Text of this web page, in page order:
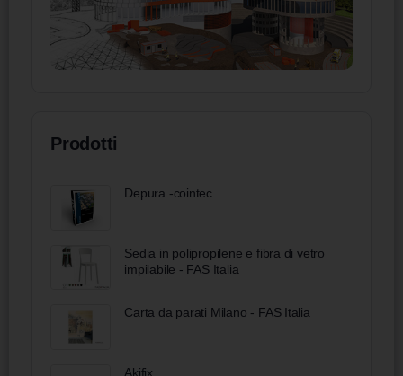
Prodotti
Depura -cointec
Sedia in polipropilene e fibra di vetro
impilabile - FAS Italia
Carta da parati Milano - FAS Italia
Akifix